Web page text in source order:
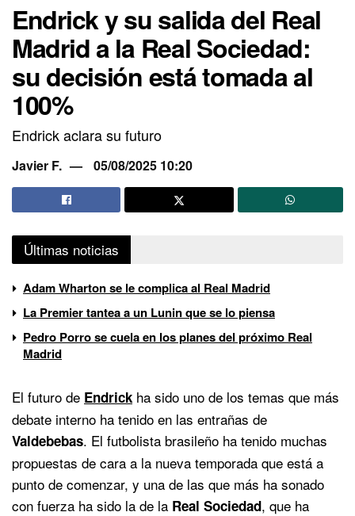
Endrick y su salida del Real
Madrid a la Real Sociedad:
su decisión está tomada al
100%
Endrick aclara su futuro
Javier F. 05/08/2025 10:20
Últimas noticias
Adam Wharton se le complica al Real Madrid
La Premier tantea a un Lunin que se lo piensa
Pedro Porro se cuela en los planes del próximo Real
Madrid
El futuro de Endrick ha sido uno de los temas que más
debate interno ha tenido en las entrañas de
Valdebebas. El futbolista brasileño ha tenido muchas
propuestas de cara a la nueva temporada que está a
punto de comenzar, y una de las que más ha sonado
con fuerza ha sido la de la Real Sociedad, que ha